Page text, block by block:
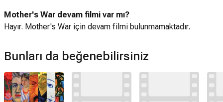
Mother's War devam filmi var mı?
Hayır. Mother's War için devam filmi bulunmamaktadır.
Bunları da beğenebilirsiniz